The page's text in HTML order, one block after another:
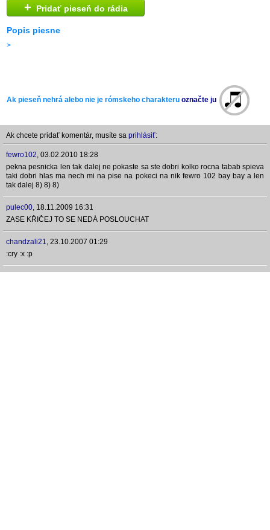
+ Pridať pieseň do rádia
Popis piesne
>
Ak pieseň nehrá alebo nie je rómskeho charakteru označte ju
Ak chcete pridať komentár, musíte sa prihlásiť:
fewro102, 03.02.2010 18:28
pekna pesnicka len tak dalej ne pokaste sa ste dobri kolko rocna tabab spieva
taki dobri hlas ma nech mi na pise na pokeci na nik fewro 102 bay bay a len
tak dalej 8) 8) 8)
pulec00, 18.11.2009 16:31
ZASE KŘIČEJ TO SE NEDÁ POSLOUCHAT
chandzali21, 23.10.2007 01:29
:cry :x :p